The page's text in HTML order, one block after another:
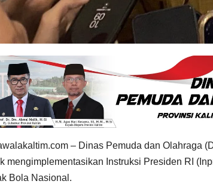
– Dinas Pemuda dan Olahraga
mengimplementasikan Instruksi Presiden RI
Bola Nasional.